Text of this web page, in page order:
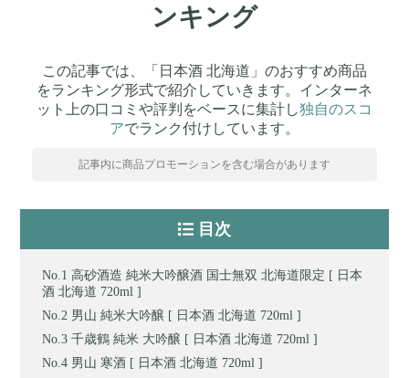
ンキング
この記事では、「日本酒 北海道」のおすすめ商品
をランキング形式で紹介していきます。インターネ
ット上の口コミや評判をベースに集計し独自のスコ
アでランク付けしています。
記事内に商品プロモーションを含む場合があります
目次
高砂酒造 純米大吟醸酒 国士無双 北海道限定 [ 日本
酒 北海道 720ml ]
男山 純米大吟醸 [ 日本酒 北海道 720ml ]
千歳鶴 純米 大吟醸 [ 日本酒 北海道 720ml ]
男山 寒酒 [ 日本酒 北海道 720ml ]